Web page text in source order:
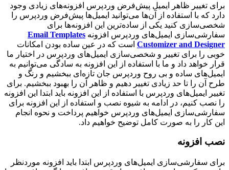
برای تغییر ظاهر ایمیل‌ پیش‌فرض وردپرس افزونه‌های زیادی وجود
دارد که با استفاده از آن‌ها می‌توانید ایمیل‌ها پیش‌فرض وردپرس را
شخصی‌سازی کنید یکی از ساده‌ترین این افزونه‌ها برای
سفارشی‌سازی ایمیل‌های وردپرس افزونه Email Templates
Customizer and Designer است که در عین ساده بودن امکانات
خوبی را برای تغییر و شخصی‌سازی ایمیل‌های وردپرس در اختیار ما
قرار خواهد داد و ما با استفاده از این افزونه به سادگی می‌توانیم به
ایمیل‌های ساده و بی روح وردپرس جان تازه‌ای ببخشیم و رنگ و
طرح آن را تا حد زیادی تغییر دهیم و ظاهر آن را بهبود ببخشیم. برای
تغییر ایمیل‌های وردپرس با استفاده از این افزونه باید ابتدا این افزونه
را نصب کنیم، در ادامه به شیوه نصب و استفاده از این افزونه برای
سفارشی‌سازی ایمیل‌های وردپرس خواهیم پرداخت و نحوه انجام
این کار را به صورت کامل توضیح خواهیم داد.
نصب افزونه
برای سفارشی‌سازی ایمیل‌های وردپرس ابتدا باید افزونه موردنظر